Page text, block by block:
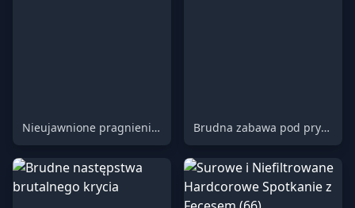
Nieujawnione pragnienia ujawnione Brudna zabawa pod prysznicem